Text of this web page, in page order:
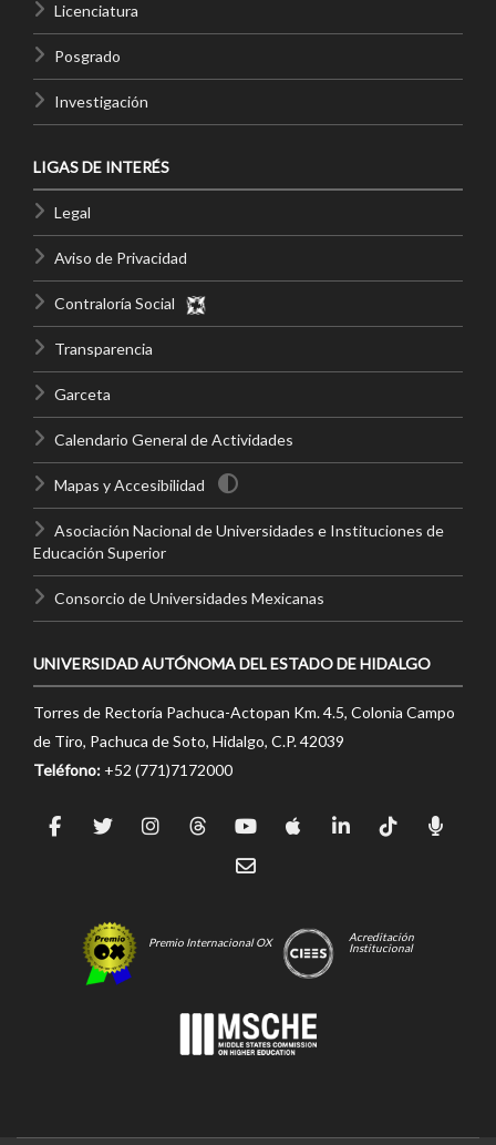
Licenciatura
Posgrado
Investigación
LIGAS DE INTERÉS
Legal
Aviso de Privacidad
Contraloría Social
Transparencia
Garceta
Calendario General de Actividades
Mapas y Accesibilidad
Asociación Nacional de Universidades e Instituciones de
Educación Superior
Consorcio de Universidades Mexicanas
UNIVERSIDAD AUTÓNOMA DEL ESTADO DE HIDALGO
Torres de Rectoría Pachuca-Actopan Km. 4.5, Colonia Campo
de Tiro, Pachuca de Soto, Hidalgo, C.P. 42039
Teléfono: +52 (771)7172000
Premio Internacional OX
Acreditación
Institucional